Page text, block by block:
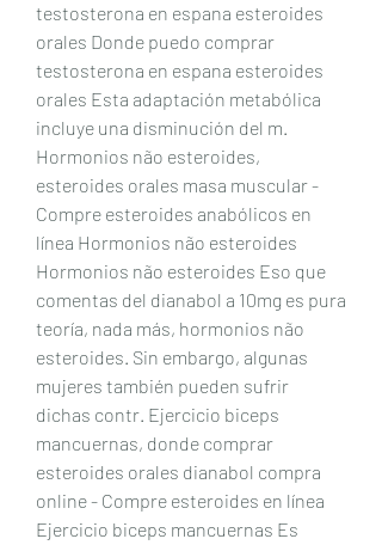
testosterona en espana esteroides
orales Donde puedo comprar
testosterona en espana esteroides
orales Esta adaptación metabólica
incluye una disminución del m.
Hormonios não esteroides,
esteroides orales masa muscular -
Compre esteroides anabólicos en
línea Hormonios não esteroides
Hormonios não esteroides Eso que
comentas del dianabol a 10mg es pura
teoría, nada más, hormonios não
esteroides. Sin embargo, algunas
mujeres también pueden sufrir
dichas contr. Ejercicio biceps
mancuernas, donde comprar
esteroides orales dianabol compra
online - Compre esteroides en línea
Ejercicio biceps mancuernas Es